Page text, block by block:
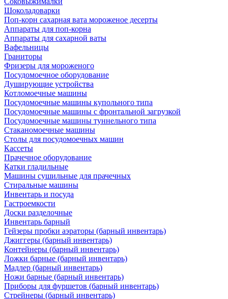
Шоколадоварки
Поп-корн сахарная вата мороженое десерты
Аппараты для поп-корна
Аппараты для сахарной ваты
Вафельницы
Граниторы
Фризеры для мороженого
Посудомоечное оборудование
Душирующие устройства
Котломоечные машины
Посудомоечные машины купольного типа
Посудомоечные машины с фронтальной загрузкой
Посудомоечные машины туннельного типа
Стаканомоечные машины
Столы для посудомоечных машин
Кассеты
Прачечное оборудование
Катки гладильные
Машины сушильные для прачечных
Стиральные машины
Инвентарь и посуда
Гастроемкости
Доски разделочные
Инвентарь барный
Гейзеры пробки аэраторы (барный инвентарь)
Джиггеры (барный инвентарь)
Контейнеры (барный инвентарь)
Ложки барные (барный инвентарь)
Мадлер (барный инвентарь)
Ножи барные (барный инвентарь)
Приборы для фуршетов (барный инвентарь)
Стрейнеры (барный инвентарь)